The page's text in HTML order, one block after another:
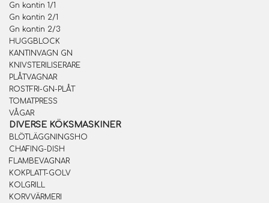
Gn kantin 1/1
Gn kantin 2/1
Gn kantin 2/3
HUGGBLOCK
KANTINVAGN GN
KNIVSTERILISERARE
PLÅTVAGNAR
ROSTFRI-GN-PLÅT
TOMATPRESS
VÅGAR
DIVERSE KÖKSMASKINER
BLÖTLÄGGNINGSHO
CHAFING-DISH
FLAMBEVAGNAR
KOKPLATT-GOLV
KOLGRILL
KORVVÄRMERI